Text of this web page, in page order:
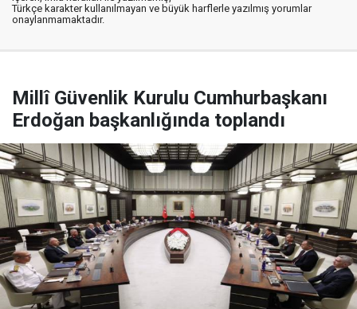
Türkçe karakter kullanılmayan ve büyük harflerle yazılmış yorumlar
onaylanmamaktadır.
Millî Güvenlik Kurulu Cumhurbaşkanı
Erdoğan başkanlığında toplandı